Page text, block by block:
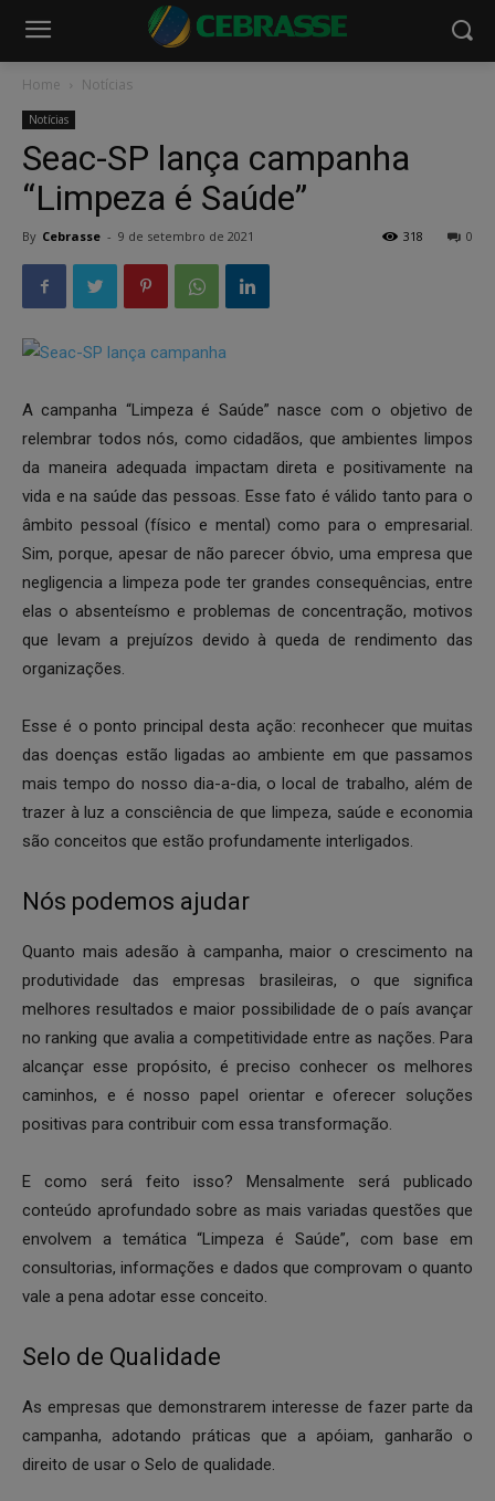
Home Notícias
Notícias
Seac-SP lança campanha
“Limpeza é Saúde”
By Cebrasse - 9 de setembro de 2021 0
318
A campanha “Limpeza é Saúde” nasce com o objetivo de
relembrar todos nós, como cidadãos, que ambientes limpos
da maneira adequada impactam direta e positivamente na
vida e na saúde das pessoas. Esse fato é válido tanto para o
âmbito pessoal (físico e mental) como para o empresarial.
Sim, porque, apesar de não parecer óbvio, uma empresa que
negligencia a limpeza pode ter grandes consequências, entre
elas o absenteísmo e problemas de concentração, motivos
que levam a prejuízos devido à queda de rendimento das
organizações.
Esse é o ponto principal desta ação: reconhecer que muitas
das doenças estão ligadas ao ambiente em que passamos
mais tempo do nosso dia-a-dia, o local de trabalho, além de
trazer à luz a consciência de que limpeza, saúde e economia
são conceitos que estão profundamente interligados.
Nós podemos ajudar
Quanto mais adesão à campanha, maior o crescimento na
produtividade das empresas brasileiras, o que significa
melhores resultados e maior possibilidade de o país avançar
no ranking que avalia a competitividade entre as nações. Para
alcançar esse propósito, é preciso conhecer os melhores
caminhos, e é nosso papel orientar e oferecer soluções
positivas para contribuir com essa transformação.
E como será feito isso? Mensalmente será publicado
conteúdo aprofundado sobre as mais variadas questões que
envolvem a temática “Limpeza é Saúde”, com base em
consultorias, informações e dados que comprovam o quanto
vale a pena adotar esse conceito.
Selo de Qualidade
As empresas que demonstrarem interesse de fazer parte da
campanha, adotando práticas que a apóiam, ganharão o
direito de usar o Selo de qualidade.